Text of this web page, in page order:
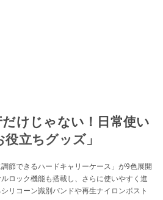
だけじゃない！日常使い
立ちグッズ」
節できるハードキャリーケース」が9色展開
ロック機能も搭載し、さらに使いやすく進
リコーン識別バンドや再生ナイロンボスト